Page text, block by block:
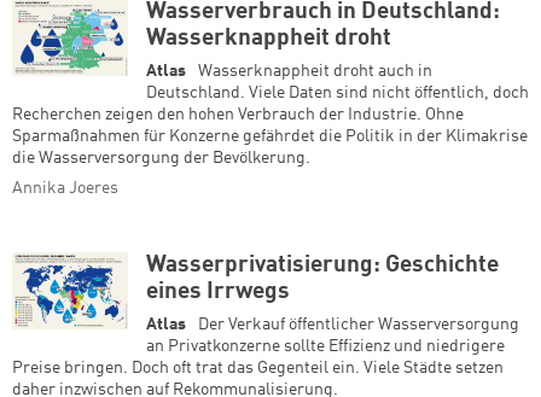
Wasserverbrauch in Deutschland:
Wasserknappheit droht
Atlas
Wasserknappheit droht auch in
Deutschland. Viele Daten sind nicht öffentlich, doch
Recherchen zeigen den hohen Verbrauch der Industrie. Ohne
Sparmaßnahmen für Konzerne gefährdet die Politik in der Klimakrise
die Wasserversorgung der Bevölkerung.
Annika Joeres
Wasserprivatisierung: Geschichte
eines Irrwegs
Atlas
Der Verkauf öffentlicher Wasserversorgung
an Privatkonzerne sollte Effizienz und niedrigere
Preise bringen. Doch oft trat das Gegenteil ein. Viele Städte setzen
daher inzwischen auf Rekommunalisierung.